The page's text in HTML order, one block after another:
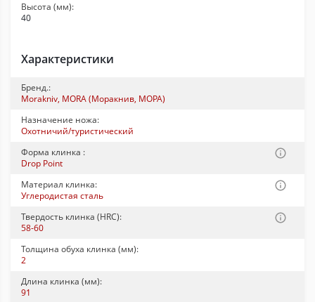
Высота (мм):
40
Характеристики
Бренд.:
Morakniv, MORA (Моракнив, МОРА)
Назначение ножа:
Охотничий/туристический
Форма клинка :
Drop Point
Материал клинка:
Углеродистая сталь
Твердость клинка (HRC):
58-60
Толщина обуха клинка (мм):
2
Длина клинка (мм):
91